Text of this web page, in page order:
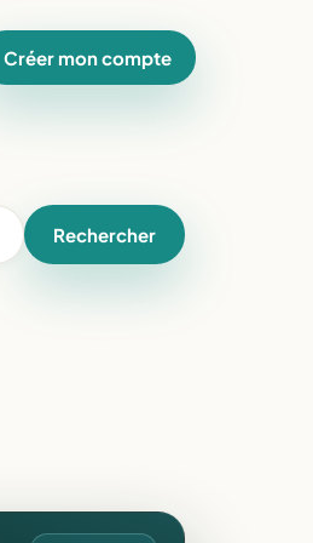
Créer mon compte
Rechercher